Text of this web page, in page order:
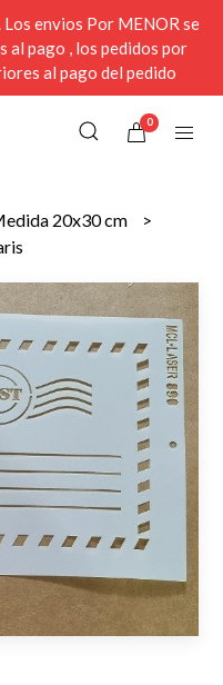
Los envios Por MENOR se
al pago , los pedidos por
al pago del pedido
0
20x30 cm